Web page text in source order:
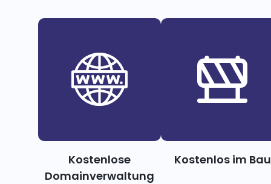
Kostenlose
Domainverwaltung
Kostenlos im Bau